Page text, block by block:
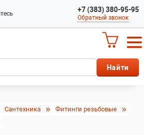
+7 (383) 380-95-95
Обратный звонок
Сантехника
Фитинги резьбовые